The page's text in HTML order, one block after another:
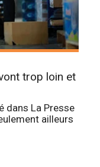
trop loin et
dans La Presse
ailleurs